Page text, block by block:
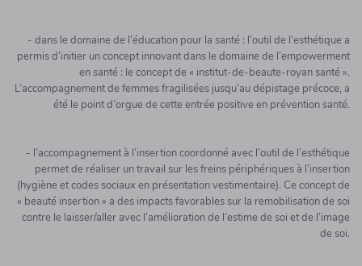
- dans le domaine de l’éducation pour la santé : l’outil de l’esthétique a
permis d’initier un concept innovant dans le domaine de l’empowerment
en santé : le concept de « institut-de-beaute-royan santé ».
L’accompagnement de femmes fragilisées jusqu’au dépistage précoce, a
été le point d’orgue de cette entrée positive en prévention santé.
- l’accompagnement à l’insertion coordonné avec l’outil de l’esthétique
permet de réaliser un travail sur les freins périphériques à l’insertion
(hygiène et codes sociaux en présentation vestimentaire). Ce concept de
« beauté insertion » a des impacts favorables sur la remobilisation de soi
contre le laisser/aller avec l’amélioration de l’estime de soi et de l’image
de soi.